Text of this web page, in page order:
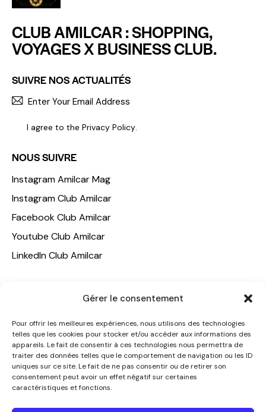
Gérer le consentement
Pour offrir les meilleures expériences, nous utilisons des technologies
telles que les cookies pour stocker et/ou accéder aux informations des
appareils. Le fait de consentir à ces technologies nous permettra de
traiter des données telles que le comportement de navigation ou les ID
uniques sur ce site. Le fait de ne pas consentir ou de retirer son
consentement peut avoir un effet négatif sur certaines
caractéristiques et fonctions.
CLUB AMILCAR : SHOPPING,
VOYAGES X BUSINESS CLUB.
SUIVRE NOS ACTUALITÉS
I agree to the Privacy Policy.
NOUS SUIVRE
Instagram Amilcar Mag
Instagram Club Amilcar
Facebook Club Amilcar
Youtube Club Amilcar
LinkedIn Club Amilcar
AMILCAR TRAVEL CLUB
CLUB AMILCAR, Club d'affaires international
AGENCE MEDIANE
CONTACT